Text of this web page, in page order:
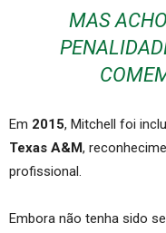
MAS
Em 2015, Mitchell foi
Texas A&M,
profissional.
Embora não tenha sido